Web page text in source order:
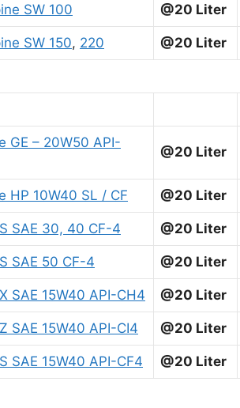
SW 100 @20 Liter
SW 150, 220 @20 Liter
GE – 20W50 API-
@20 Liter
HP 10W40 SL / CF @20 Liter
SAE 30, 40 CF-4 @20 Liter
SAE 50 CF-4 @20 Liter
SAE 15W40 API-CH4 @20 Liter
SAE 15W40 API-CI4 @20 Liter
SAE 15W40 API-CF4 @20 Liter